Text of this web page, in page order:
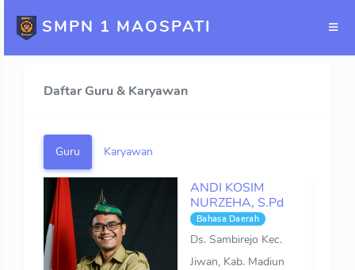
SMPN 1 MAOSPATI
Daftar Guru & Karyawan
Guru Karyawan
ANDI KOSIM
NURZEHA, S.Pd
Bahasa Daerah
Ds. Sambirejo Kec.
Jiwan, Kab. Madiun